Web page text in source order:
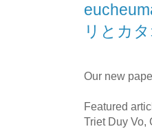
リとカ
Our new
Featured
Triet Duy Vo,